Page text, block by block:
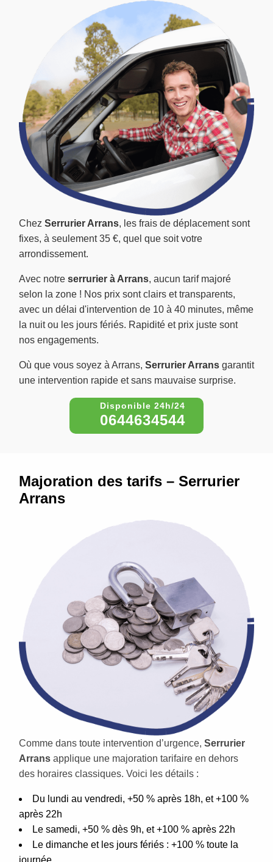
Chez Serrurier Arrans, les frais de déplacement sont
fixes, à seulement 35 €, quel que soit votre
arrondissement.
Avec notre serrurier à Arrans, aucun tarif majoré
selon la zone ! Nos prix sont clairs et transparents,
avec un délai d'intervention de 10 à 40 minutes, même
la nuit ou les jours fériés. Rapidité et prix juste sont
nos engagements.
Où que vous soyez à Arrans, Serrurier Arrans garantit
une intervention rapide et sans mauvaise surprise.
0644634544
Majoration des tarifs – Serrurier
Arrans
Comme dans toute intervention d’urgence, Serrurier
Arrans applique une majoration tarifaire en dehors
des horaires classiques. Voici les détails :
Du lundi au vendredi, +50 % après 18h, et +100 %
après 22h
Le samedi, +50 % dès 9h, et +100 % après 22h
Le dimanche et les jours fériés : +100 % toute la
journée